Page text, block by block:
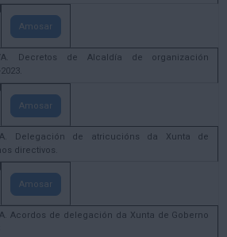
Amosar
Decretos de Alcaldía de organización
Amosar
Delegación de atricucións da Xunta de
directivos.
Amosar
Acordos de delegación da Xunta de Goberno